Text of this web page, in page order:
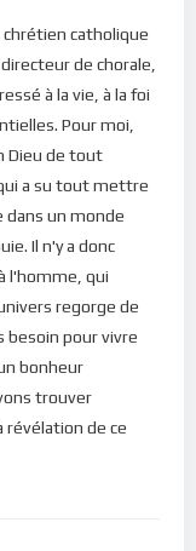
de la foi en Lui
et sociétal du
a beaucoup de
les coeurs. Les
tandis que celles
se demander
nous sommes
souffrances de
dans notre
malades et
Romains n’a-t-il
est un malade qui
1923) ?
catholique
de chorale,
à la vie, à la foi
Pour moi,
Dieu de tout
a su tout mettre
dans un monde
Il n'y a donc
l'homme, qui
regorge de
besoin pour vivre
bonheur
trouver
de ce